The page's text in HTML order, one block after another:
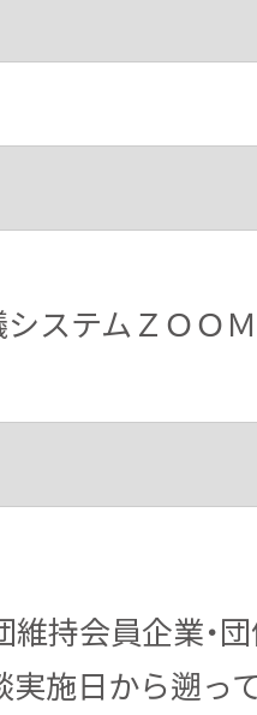
ステムＺＯＯ
持会員企業・
実施日から遡っ